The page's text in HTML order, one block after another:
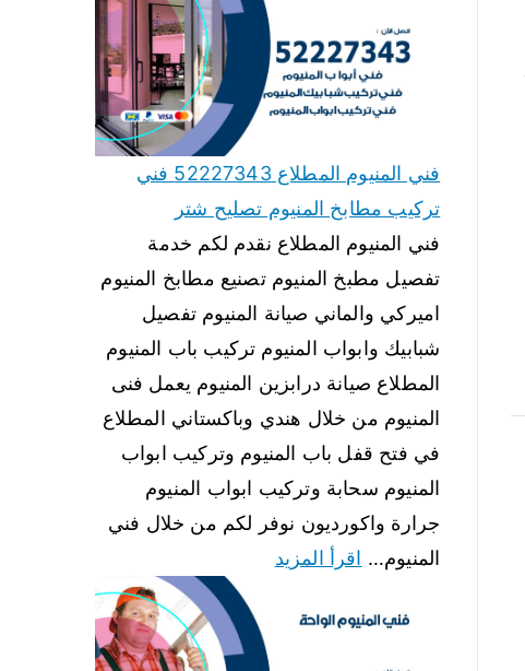
فني المنيوم المطلاع 52227343 فني
تركيب مطابخ المنيوم تصليح شتر
فني المنيوم المطلاع نقدم لكم خدمة
تفصيل مطبخ المنيوم تصنيع مطابخ المنيوم
اميركي والماني صيانة المنيوم تفصيل
شبابيك وابواب المنيوم تركيب باب المنيوم
المطلاع صيانة درابزين المنيوم يعمل فنى
المنيوم من خلال هندي وباكستاني المطلاع
في فتح قفل باب المنيوم وتركيب ابواب
المنيوم سحابة وتركيب ابواب المنيوم
جرارة واكورديون نوفر لكم من خلال فني
المنيوم… اقرأ المزيد